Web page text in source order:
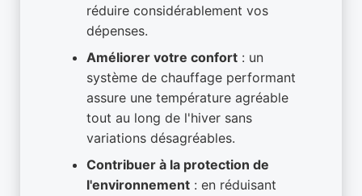
réduire considérablement vos
dépenses.
Améliorer votre confort : un
système de chauffage performant
assure une température agréable
tout au long de l'hiver sans
variations désagréables.
Contribuer à la protection de
l'environnement : en réduisant